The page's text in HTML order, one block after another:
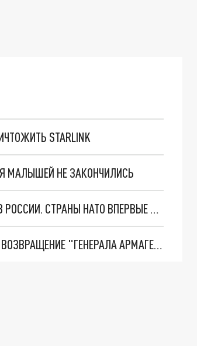
STARLINK
МАЛЫШЕЙ НЕ ЗАКОНЧИЛИСЬ
"ОЧЕНЬ ПЛОХИЕ НОВОСТИ": БОЛЬШАЯ ОШИБКА PALANTIR В РОССИИ. СТРАНЫ НАТО ВПЕРВЫЕ ЗА СВО ОСТАНОВИЛИ ПОСТАВКИ ОРУЖИЯ. ВСУ ТЕРЯЮТ ПРИГРАНИЧЬЕ?
ТРИ ГЛАВНЫХ ИНСАЙДА ОБ СВО. ОТМЕНА МОБИЛИЗАЦИИ И ВОЗВРАЩЕНИЕ "ГЕНЕРАЛА АРМАГЕДДОНА"? ОТЛИЧНЫЕ НОВОСТИ, КОТОРЫЕ ЖДАЛИ ВСЕ